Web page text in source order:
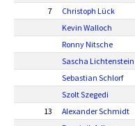
7
Christoph Lück
Kevin Walloch
Ronny Nitsche
Sascha Lichtenstein
Sebastian Schlorf
Szolt Szegedi
13
Alexander Schmidt